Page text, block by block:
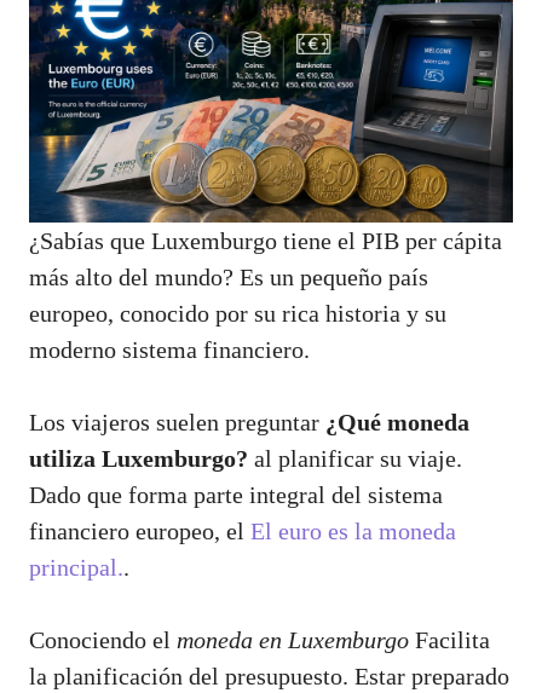
¿Sabías que Luxemburgo tiene el PIB per cápita
más alto del mundo? Es un pequeño país
europeo, conocido por su rica historia y su
moderno sistema financiero.
Los viajeros suelen preguntar ¿Qué moneda
utiliza Luxemburgo? al planificar su viaje.
Dado que forma parte integral del sistema
financiero europeo, el El euro es la moneda
principal..
Conociendo el moneda en Luxemburgo Facilita
la planificación del presupuesto. Estar preparado